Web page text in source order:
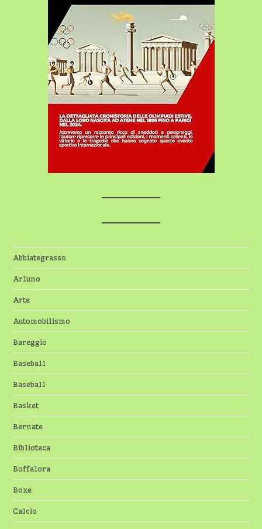
Abbiategrasso
Arluno
Arte
Automobilismo
Bareggio
Baseball
Baseball
Basket
Bernate
Biblioteca
Boffalora
Boxe
Calcio